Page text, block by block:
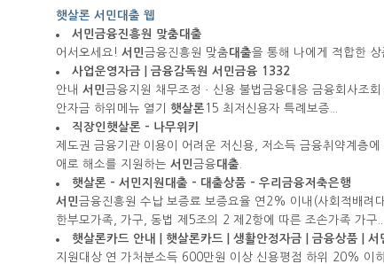
햇살론 서민대출 웹
서민금융진흥원 맞춤대출
어서오세요! 서민금융진흥원 맞춤대출을 통해 나에게 적합한
사업운영자금 | 금융감독원 서민금융 1332
안내 서민금융지원 채무조정ㆍ신용 불법금융대응 금융회사조
안자금 하위메뉴 열기
햇살론 15 최저신용자 특례보증...
직장인 햇살론 - 나무위키
제도권 금융기관 이용이 어려운 저신용, 저소득 금융취약계층에
애로 해소를 지원하는 서민금융대출
햇살론 - 서민지원 대출 - 대출상품 - 우리금융저축은행
서민금융진흥원 수납 보증료 보증요율 연2% 이내(사회적배려
한부모가족, 가구, 동법 제5조의 2 제2항에 따른 조손가족 가구...
햇살론카드 안내 | 햇살론카드 | 생활안정자금 | 금융상품 | 서
지원대상 연 가처분소득 600만원 이상 신용평점 하위 20% 이